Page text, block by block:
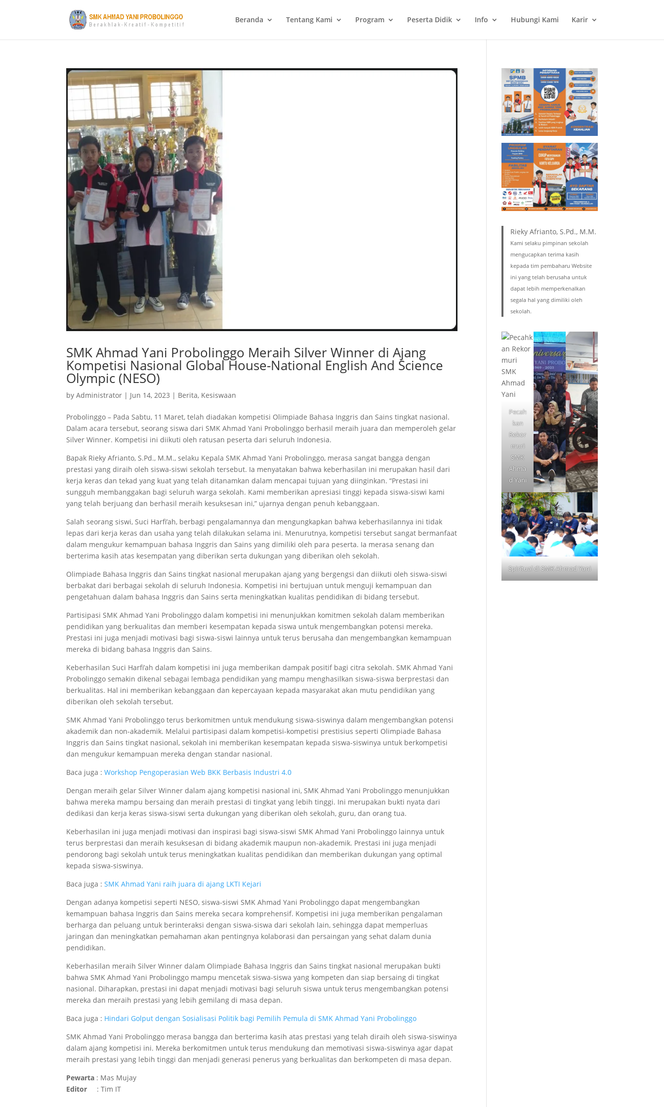
Beranda Tentang Kami Program Peserta Didik Info Hubungi Kami Karir
SMK Ahmad Yani Probolinggo Meraih Silver Winner di Ajang
Kompetisi Nasional Global House-National English And Science
Olympic (NESO)
byAdministrator | Jun 14, 2023 | Berita, Kesiswaan
Probolinggo – Pada Sabtu, 11 Maret, telah diadakan kompetisi Olimpiade Bahasa Inggris dan Sains tingkat nasional.
Dalam acara tersebut, seorang siswa dari SMK Ahmad Yani Probolinggo berhasil meraih juara dan memperoleh gelar
Silver Winner. Kompetisi ini diikuti oleh ratusan peserta dari seluruh Indonesia.
Bapak Rieky Afrianto, S.Pd., M.M., selaku Kepala SMK Ahmad Yani Probolinggo, merasa sangat bangga dengan
prestasi yang diraih oleh siswa-siswi sekolah tersebut. Ia menyatakan bahwa keberhasilan ini merupakan hasil dari
kerja keras dan tekad yang kuat yang telah ditanamkan dalam mencapai tujuan yang diinginkan. “Prestasi ini
sungguh membanggakan bagi seluruh warga sekolah. Kami memberikan apresiasi tinggi kepada siswa-siswi kami
yang telah berjuang dan berhasil meraih kesuksesan ini,” ujarnya dengan penuh kebanggaan.
Salah seorang siswi, Suci Harfi’ah, berbagi pengalamannya dan mengungkapkan bahwa keberhasilannya ini tidak
lepas dari kerja keras dan usaha yang telah dilakukan selama ini. Menurutnya, kompetisi tersebut sangat bermanfaat
dalam mengukur kemampuan bahasa Inggris dan Sains yang dimiliki oleh para peserta. Ia merasa senang dan
berterima kasih atas kesempatan yang diberikan serta dukungan yang diberikan oleh sekolah.
Olimpiade Bahasa Inggris dan Sains tingkat nasional merupakan ajang yang bergengsi dan diikuti oleh siswa-siswi
berbakat dari berbagai sekolah di seluruh Indonesia. Kompetisi ini bertujuan untuk menguji kemampuan dan
pengetahuan dalam bahasa Inggris dan Sains serta meningkatkan kualitas pendidikan di bidang tersebut.
Partisipasi SMK Ahmad Yani Probolinggo dalam kompetisi ini menunjukkan komitmen sekolah dalam memberikan
pendidikan yang berkualitas dan memberi kesempatan kepada siswa untuk mengembangkan potensi mereka.
Prestasi ini juga menjadi motivasi bagi siswa-siswi lainnya untuk terus berusaha dan mengembangkan kemampuan
mereka di bidang bahasa Inggris dan Sains.
Keberhasilan Suci Harfi’ah dalam kompetisi ini juga memberikan dampak positif bagi citra sekolah. SMK Ahmad Yani
Probolinggo semakin dikenal sebagai lembaga pendidikan yang mampu menghasilkan siswa-siswa berprestasi dan
berkualitas. Hal ini memberikan kebanggaan dan kepercayaan kepada masyarakat akan mutu pendidikan yang
diberikan oleh sekolah tersebut.
SMK Ahmad Yani Probolinggo terus berkomitmen untuk mendukung siswa-siswinya dalam mengembangkan potensi
akademik dan non-akademik. Melalui partisipasi dalam kompetisi-kompetisi prestisius seperti Olimpiade Bahasa
Inggris dan Sains tingkat nasional, sekolah ini memberikan kesempatan kepada siswa-siswinya untuk berkompetisi
dan mengukur kemampuan mereka dengan standar nasional.
Baca juga :Workshop Pengoperasian Web BKK Berbasis Industri 4.0
Dengan meraih gelar Silver Winner dalam ajang kompetisi nasional ini, SMK Ahmad Yani Probolinggo menunjukkan
bahwa mereka mampu bersaing dan meraih prestasi di tingkat yang lebih tinggi. Ini merupakan bukti nyata dari
dedikasi dan kerja keras siswa-siswi serta dukungan yang diberikan oleh sekolah, guru, dan orang tua.
Keberhasilan ini juga menjadi motivasi dan inspirasi bagi siswa-siswi SMK Ahmad Yani Probolinggo lainnya untuk
terus berprestasi dan meraih kesuksesan di bidang akademik maupun non-akademik. Prestasi ini juga menjadi
pendorong bagi sekolah untuk terus meningkatkan kualitas pendidikan dan memberikan dukungan yang optimal
kepada siswa-siswinya.
Baca juga :SMK Ahmad Yani raih juara di ajang LKTI Kejari
Dengan adanya kompetisi seperti NESO, siswa-siswi SMK Ahmad Yani Probolinggo dapat mengembangkan
kemampuan bahasa Inggris dan Sains mereka secara komprehensif. Kompetisi ini juga memberikan pengalaman
berharga dan peluang untuk berinteraksi dengan siswa-siswa dari sekolah lain, sehingga dapat memperluas
jaringan dan meningkatkan pemahaman akan pentingnya kolaborasi dan persaingan yang sehat dalam dunia
pendidikan.
Keberhasilan meraih Silver Winner dalam Olimpiade Bahasa Inggris dan Sains tingkat nasional merupakan bukti
bahwa SMK Ahmad Yani Probolinggo mampu mencetak siswa-siswa yang kompeten dan siap bersaing di tingkat
nasional. Diharapkan, prestasi ini dapat menjadi motivasi bagi seluruh siswa untuk terus mengembangkan potensi
mereka dan meraih prestasi yang lebih gemilang di masa depan.
Baca juga : Hindari Golput dengan Sosialisasi Politik bagi Pemilih Pemula di SMK Ahmad Yani Probolinggo
SMK Ahmad Yani Probolinggo merasa bangga dan berterima kasih atas prestasi yang telah diraih oleh siswa-siswinya
dalam ajang kompetisi ini. Mereka berkomitmen untuk terus mendukung dan memotivasi siswa-siswinya agar dapat
meraih prestasi yang lebih tinggi dan menjadi generasi penerus yang berkualitas dan berkompeten di masa depan.
Pewarta : Mas Mujay
Editor : Tim IT
Rieky Afrianto, S.Pd., M.M.
Kami selaku pimpinan sekolah
mengucapkan terima kasih
kepada tim pembaharu Website
ini yang telah berusaha untuk
dapat lebih memperkenalkan
segala hal yang dimiliki oleh
sekolah.
Pecah
kan
Rekor
muri
SMK
Ahma
d Yani
Spiritual di SMK Ahmad Yani